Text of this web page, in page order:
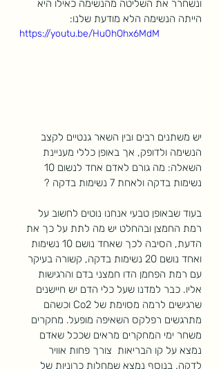
ונשחרר את השליטה מהנשימה כאילו היא
הייתה הנשימה הלא מודעת שלנו:
https://youtu.be/Hu0hOhx6MdM
יש משתנים רבים ובין השאר גנטיים לקצב
הנשימה ולדופק, אך באופן כללי מעניינת
נשימות בדקה ולאחת 7 נשימות בדקה ?
בעוד שבאופן טבעי אנחנו נוטים לחשוב על
רמת החמצן ובהחלט יש מה לתת על כך את
הדעת, הסיבה לכך שאחד נושם 10 נשימות
ואחד נושם 20 נשימות בדקה, קשורה בעיקר
עם רמת הפחמן הדו חמצני בדם והרגישות
אליו. כבר למדנו שעל כלי הדם יש חיישנים
שרגישים לרמה מסוימת של Co2 וכשהם
מתרגשים רפלקס השאיפה מופעל. מחקרים
משחר ימי המחקרים מראים שככל שאדם
נמצא על קו הבריאות  צורך פחות אוויר
לדקה. בנוסף נמצא שמחלות כרוניות של